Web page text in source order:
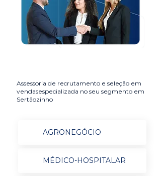
Assessoria de recrutamento e seleção em
vendasespecializada no seu segmento em
Sertãozinho
AGRONEGÓCIO
MÉDICO-HOSPITALAR